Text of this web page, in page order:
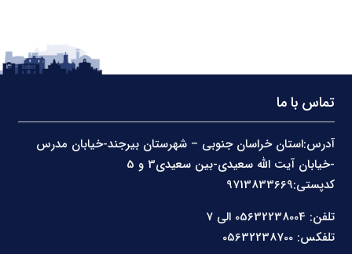
تماس با ما
آدرس:استان خراسان جنوبی – شهرستان بیرجند-خیابان مدرس
کدپستی:9713833669
تلفن: 05632238004 الی 7
تلفکس: 05632238700